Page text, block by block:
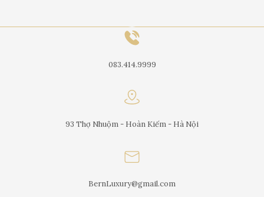
083.414.9999
93 Thợ Nhuộm - Hoàn Kiếm - Hà Nội
BernLuxury@gmail.com